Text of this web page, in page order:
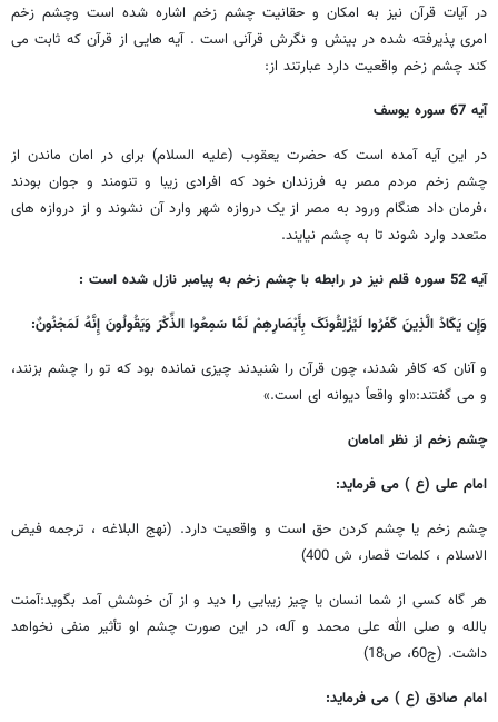
در آیات قرآن نیز به امکان و حقانیت چشم زخم اشاره شده است وچشم زخم
امری پذیرفته شده در بینش و نگرش قرآنی است . آیه هایی از قرآن که ثابت می
کند چشم زخم واقعیت دارد عبارتند از:
آیه 67 سوره یوسف
در این آیه آمده است که حضرت یعقوب (علیه السلام) برای در امان ماندن از
چشم زخم مردم مصر به فرزندان خود که افرادی زیبا و تنومند و جوان بودند
،فرمان داد هنگام ورود به مصر از یک دروازه شهر وارد آن نشوند و از دروازه های
متعدد وارد شوند تا به چشم نیایند.
آیه 52 سوره قلم نیز در رابطه با چشم زخم به پیامبر نازل شده است :
وَإِن یَکَادُ الَّذِینَ کَفَرُوا لَیُزْلِقُونَکَ بِأَبْصَارِهِمْ لَمَّا سَمِعُوا الذِّکْرَ وَیَقُولُونَ إِنَّهُ لَمَجْنُونٌ:
و آنان که کافر شدند، چون قرآن را شنیدند چیزی نمانده بود که تو را چشم بزنند،
و می ‏گفتند:«او واقعاً دیوانه‏ ای است.»
چشم زخم از نظر امامان
امام علی (ع ) می فرماید:
چشم زخم یا چشم کردن حق است و واقعیت دارد. (نهج البلاغه ، ترجمه فیض
الاسلام ، کلمات قصار، ش 400)
هر گاه کسی از شما انسان یا چیز زیبایی را دید و از آن خوشش آمد بگوید:آمنت
بالله و صلی الله علی محمد و آله، در این صورت چشم او تأثیر منفی نخواهد
داشت. (ج60، ص18)
امام صادق (ع ) می فرماید: